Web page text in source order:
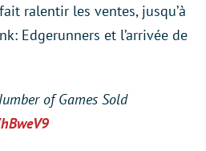
ralentir les ventes, jusqu’à
Edgerunners et l’arrivée de
of Games Sold